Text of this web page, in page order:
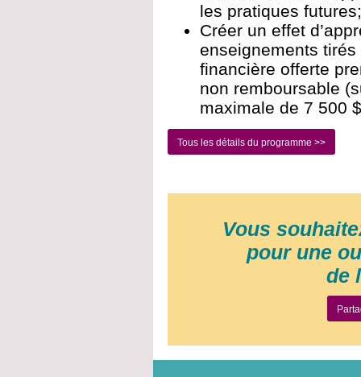
les pratiques futures;
Créer un effet
enseignements tirés
financière offerte
non remboursable
maximale de 7 500
Tous les détails du programme >>
Vous
pour une
de